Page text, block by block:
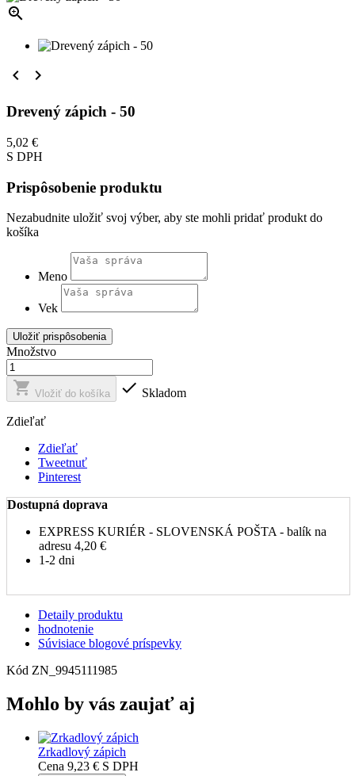

 
Drevený zápich - 50
5,02 €
S DPH
Prispôsobenie produktu
Nezabudnite uložiť svoj výber, aby ste mohli pridať produkt do
košíka
Meno
Vek
Uložiť prispôsobenia
Množstvo
 Vložiť do košíka  Skladom
Zdieľať
Zdieľať
Tweetnuť
Pinterest
Dostupná doprava
EXPRESS KURIÉR - SLOVENSKÁ POŠTA - balík na
adresu 4,20 €
1-2 dni
Detaily produktu
hodnotenie
Súvisiace blogové príspevky
Kód ZN_9945111985
Mohlo by vás zaujať aj
Zrkadlový zápich
Cena 9,23 € S DPH